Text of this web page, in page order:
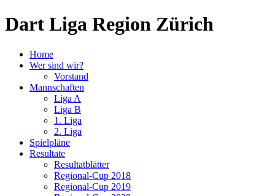
Dart Liga Region Zürich
Home
Wer sind wir?
Vorstand
Mannschaften
Liga A
Liga B
1. Liga
2. Liga
Spielpläne
Resultate
Resultatblätter
Regional-Cup 2018
Regional-Cup 2019